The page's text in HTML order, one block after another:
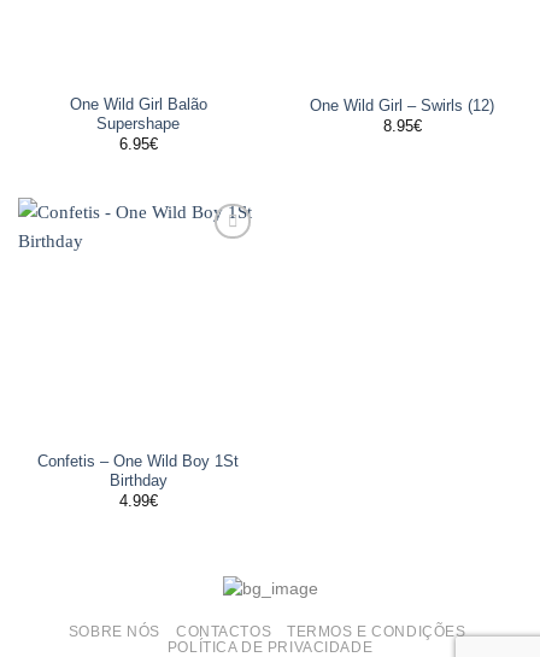
One Wild Girl Balão
Supershape
6.95€
One Wild Girl – Swirls (12)
8.95€
Confetis – One Wild Boy 1St
Birthday
4.99€
SOBRE NÓS CONTACTOS
TERMOS E CONDIÇÕES
POLÍTICA DE PRIVACIDADE